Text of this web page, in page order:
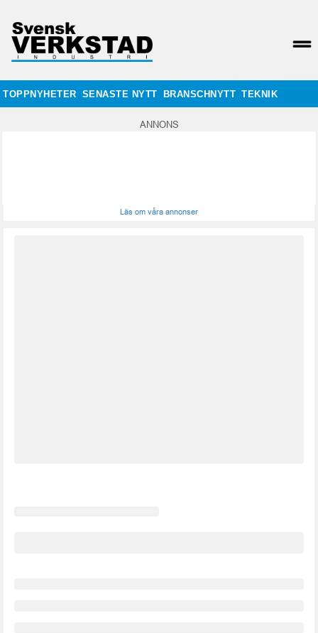
TOPPNYHETER SENASTE NYTT BRANSCHNYTT TEKNIK
ANNONS
Läs om våra annonser